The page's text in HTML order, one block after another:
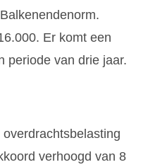
Er komt een
periode van drie jaar.
verhoogd van 8